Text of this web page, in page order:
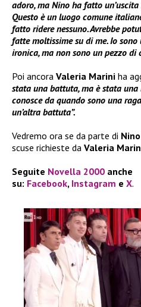
adoro, ma Nino ha fatto
Questo è un luogo comune
fatto ridere nessuno. Avrebbe
fatte moltissime su di me. Io
ironica, ma non sono un pezzo di
Poi ancora Valeria Marini ha
stata una battuta, ma è stata
conosce da quando sono una
un’altra battuta”.
Vedremo ora se da parte di
scuse richieste da Valeria
Seguite Novella 2000 anche
su: Facebook, Instagram e X.